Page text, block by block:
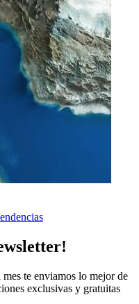
mes te enviamos lo mejor de
exclusivas y gratuitas